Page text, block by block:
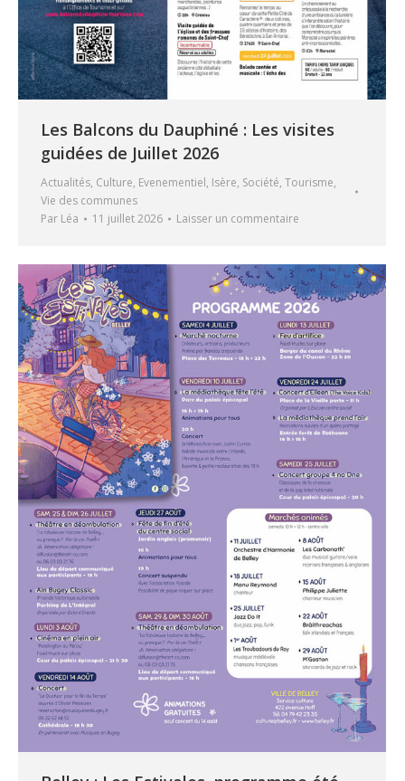
Les Balcons du Dauphiné : Les visites
guidées de Juillet 2026
Actualités, Culture, Evenementiel, Isère, Société, Tourisme,
Vie des communes
Par Léa 11 juillet 2026 Laisser un commentaire